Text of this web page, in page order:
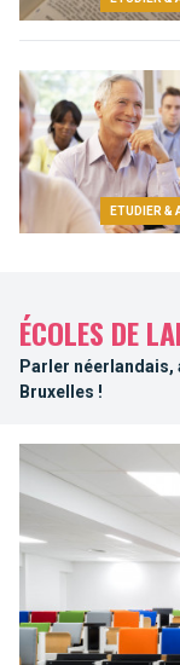
ETUDIER &
ÉCOLES DE
Parler
Bruxelles !